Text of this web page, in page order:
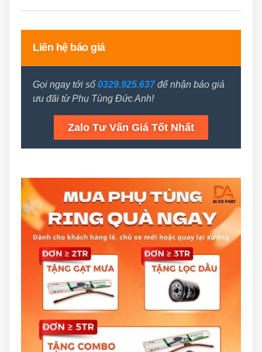
Liên hệ báo giá
Gọi ngay tới số 0329.925.637để nhận báo giá
ưu đãi từ Phụ Tùng Đức Anh!
Zalo Tư Vấn Giá Tốt Nhất